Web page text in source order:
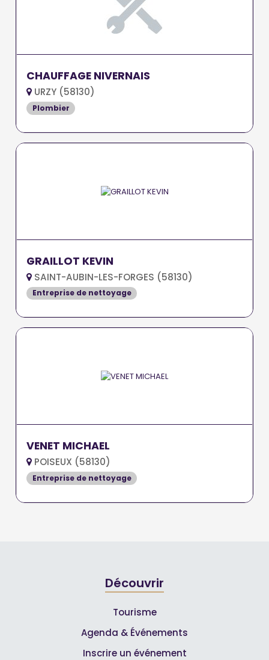
CHAUFFAGE NIVERNAIS
URZY (58130)
Plombier
GRAILLOT KEVIN
SAINT-AUBIN-LES-FORGES (58130)
Entreprise de nettoyage
VENET MICHAEL
POISEUX (58130)
Entreprise de nettoyage
Découvrir
Tourisme
Agenda & Événements
Inscrire un événement